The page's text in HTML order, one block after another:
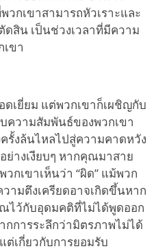
กเขาสามารถหัวเราะและ
ดสิน เป็นช่วงเวลาที่มีความ
ขา
ดเยี่ยม แต่พวกเขาก็เผชิญกับ
ความสัมพันธ์ของพวกเขา
รั้งล้นไหลไปสู่ความคาดหวัง
างเงียบๆ หากคุณมาสาย
กเขาเห็นว่า “ผิด” แม้พวก
ามตึงเครียดอาจเกิดขึ้นหาก
ไว้กับอุดมคติที่ไม่ได้พูดออก
กการระลึกว่ามิตรภาพไม่ได้
เกี่ยวกับการยอมรับ